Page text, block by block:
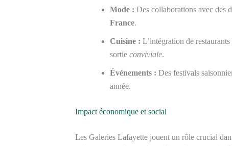
Mode : Des collaborations avec des
France.
Cuisine : L’intégration de
sortie conviviale.
Événements : Des festivals
année.
Impact économique et social
Les Galeries Lafayette jouent un rôle crucial